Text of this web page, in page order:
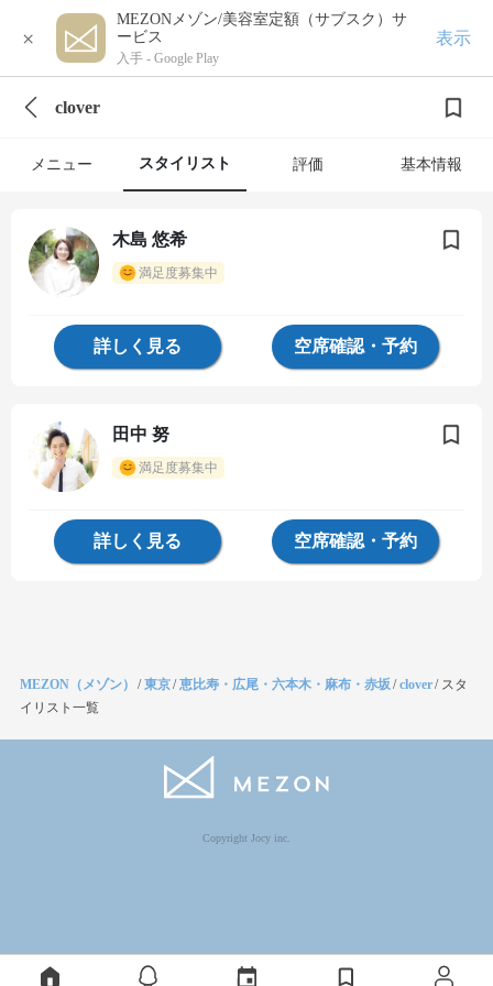
×
MEZONメゾン/美容室定額（サブスク）サ
ービス
入手 - Google Play
表示
clover
メニュー スタイリスト 評価 基本情報
木島 悠希
満足度募集中
詳しく見る 空席確認・予約
田中 努
満足度募集中
詳しく見る 空席確認・予約
MEZON（メゾン） /東京/恵比寿・広尾・六本木・麻布・赤坂/clover/ スタ
イリスト一覧
Copyright Jocy inc.